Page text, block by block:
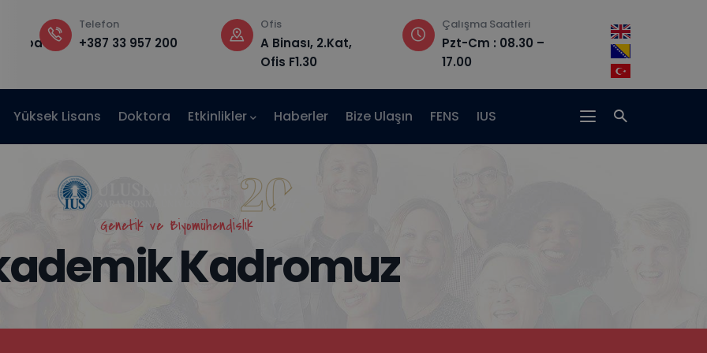
Telefon
+387 33 957 200
Ofis
A Binası, 2.Kat,
Ofis F1.30
Çalışma Saatleri
Pzt-Cm : 08.30 –
17.00
Adres
Hrasnička
15, 71210 Ilidža
Yüksek Lisans Doktora Etkinlikler Haberler Bize Ulaşın FENS IUS
Genetik ve Biyomühendislik
Kadromuz